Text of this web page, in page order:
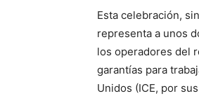
Esta celebración,
representa a unos
los operadores del
garantías para
Unidos (ICE, por